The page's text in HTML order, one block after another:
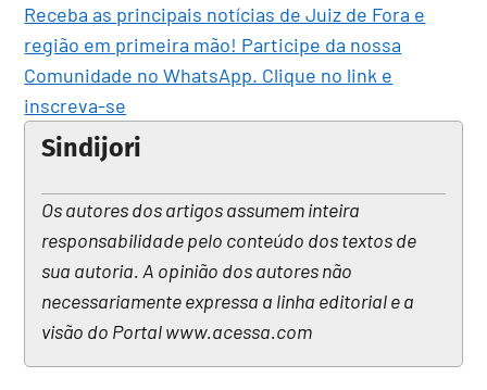
Receba as principais notícias de Juiz de Fora e
região em primeira mão! Participe da nossa
Comunidade no WhatsApp. Clique no link e
inscreva-se
Sindijori
Os autores dos artigos assumem inteira
responsabilidade pelo conteúdo dos textos de
sua autoria. A opinião dos autores não
necessariamente expressa a linha editorial e a
visão do Portal www.acessa.com